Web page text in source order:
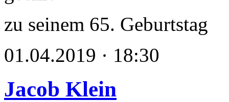
zu seinem 65. Geburtstag
01.04.2019 · 18:30
Jacob Klein